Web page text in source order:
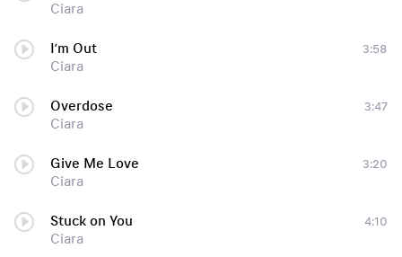
Ciara
I’m Out
Ciara
3:58
Overdose
Ciara
3:47
Give Me Love
Ciara
3:20
Stuck on You
Ciara
4:10